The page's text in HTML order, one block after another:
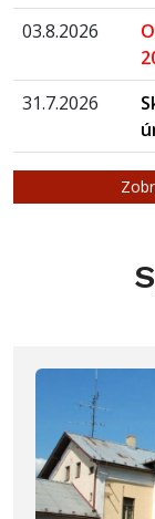
03.8.2026
31.7.2026